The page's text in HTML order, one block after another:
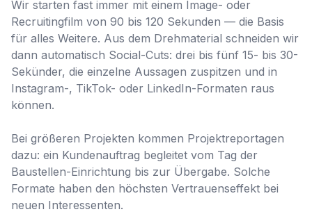
Wir starten fast immer mit einem Image- oder
Recruitingfilm von 90 bis 120 Sekunden — die Basis
für alles Weitere. Aus dem Drehmaterial schneiden wir
dann automatisch Social-Cuts: drei bis fünf 15- bis 30-
Sekünder, die einzelne Aussagen zuspitzen und in
Instagram-, TikTok- oder LinkedIn-Formaten raus
können.
Bei größeren Projekten kommen Projektreportagen
dazu: ein Kundenauftrag begleitet vom Tag der
Baustellen-Einrichtung bis zur Übergabe. Solche
Formate haben den höchsten Vertrauenseffekt bei
neuen Interessenten.